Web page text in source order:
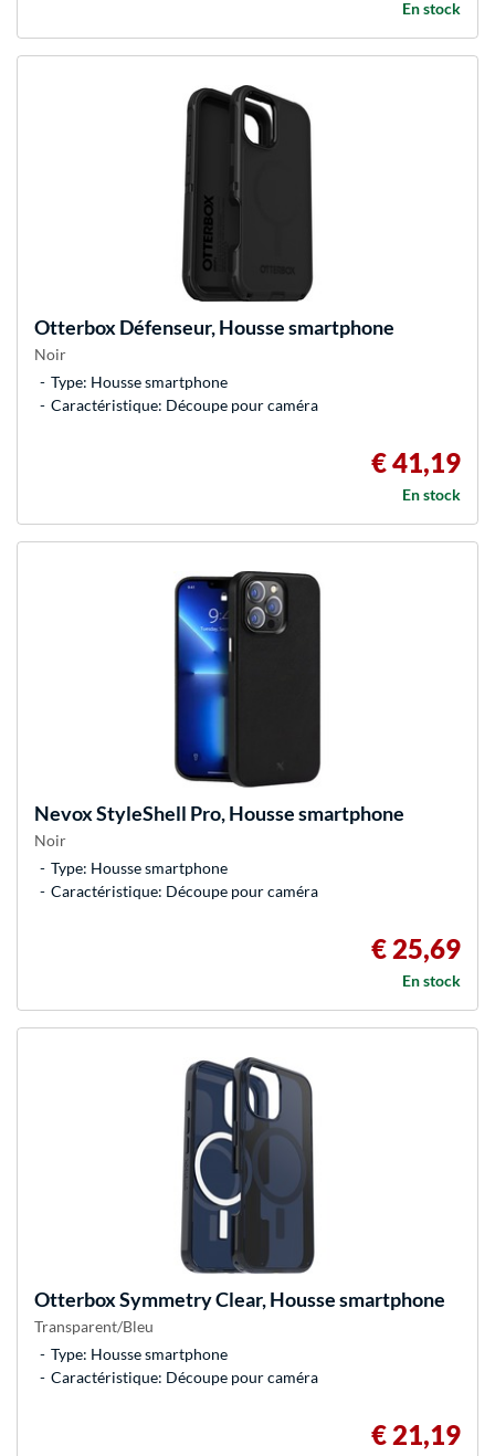
En stock
OtterboxDéfenseur, Housse smartphone
Noir
Type: Housse smartphone
Caractéristique: Découpe pour caméra
€ 41,19
En stock
NevoxStyleShell Pro, Housse smartphone
Noir
Type: Housse smartphone
Caractéristique: Découpe pour caméra
€ 25,69
En stock
OtterboxSymmetry Clear, Housse smartphone
Transparent/Bleu
Type: Housse smartphone
Caractéristique: Découpe pour caméra
€ 21,19